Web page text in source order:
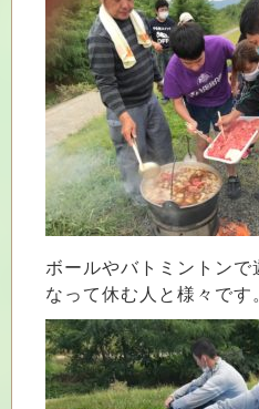
ボールやバトミントンで
なって休む人と様々です